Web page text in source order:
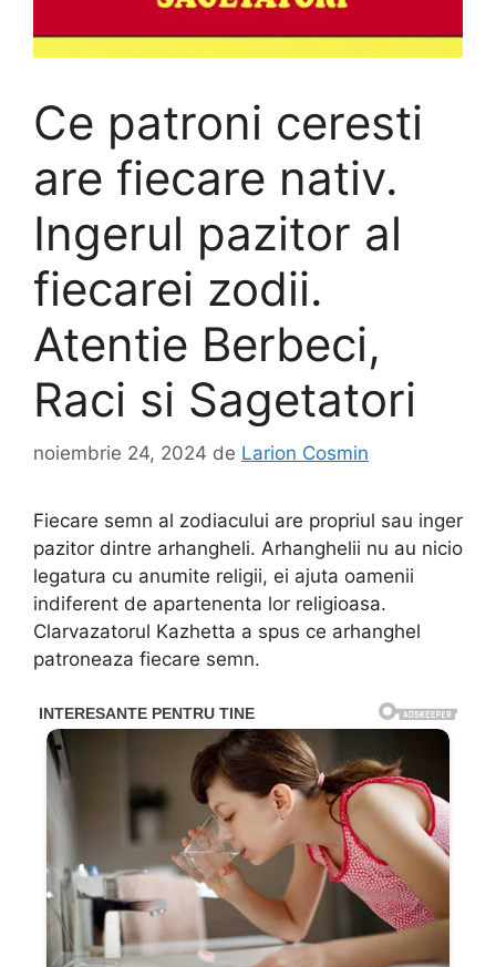
Ce patroni ceresti
are fiecare nativ.
Ingerul pazitor al
fiecarei zodii.
Atentie Berbeci,
Raci si Sagetatori
noiembrie 24, 2024 de Larion Cosmin
Fiecare semn al zodiacului are propriul sau inger
pazitor dintre arhangheli. Arhanghelii nu au nicio
legatura cu anumite religii, ei ajuta oamenii
indiferent de apartenenta lor religioasa.
Clarvazatorul Kazhetta a spus ce arhanghel
patroneaza fiecare semn.